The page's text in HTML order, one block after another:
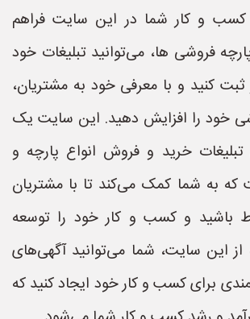
کسب و کار شما در این سایت فراهم
فروشی ها، می‌توانید تبلیغات خود
ثبت کنید و با معرفی خود به مشتریان،
خود را افزایش دهید. این سایت یک
تبلیغات خرید و فروش انواع پارچه و
که به شما کمک می‌کند تا با مشتریان
باشید و کسب و کار خود را توسعه
از این سایت، شما می‌توانید آگهی‌های
برای کسب و کار خود ایجاد کنید که